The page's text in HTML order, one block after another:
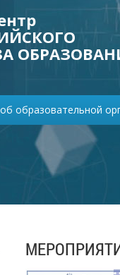
образовательной